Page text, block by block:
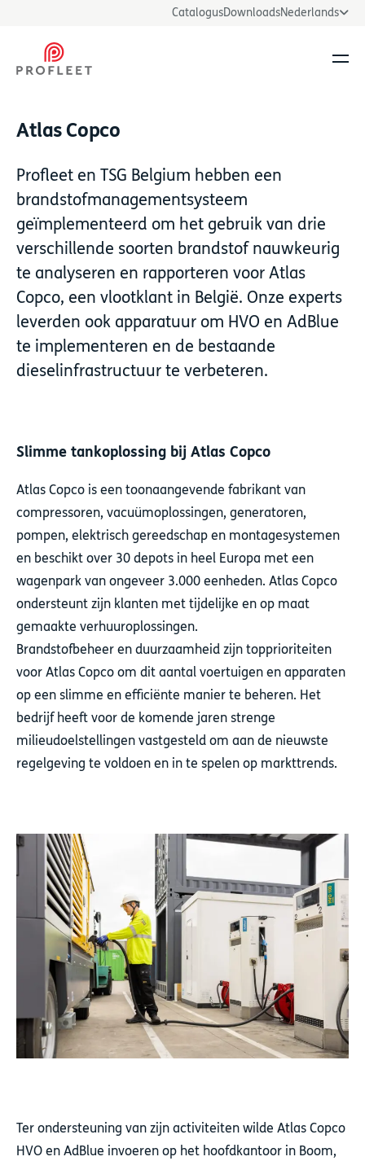
CatalogusDownloadsNederlands
Atlas Copco
Profleet en TSG Belgium hebben een
brandstofmanagementsysteem
geïmplementeerd om het gebruik van drie
verschillende soorten brandstof nauwkeurig
te analyseren en rapporteren voor Atlas
Copco, een vlootklant in België. Onze experts
leverden ook apparatuur om HVO en AdBlue
te implementeren en de bestaande
dieselinfrastructuur te verbeteren.
Slimme tankoplossing bij Atlas Copco
Atlas Copco is een toonaangevende fabrikant van
compressoren, vacuümoplossingen, generatoren,
pompen, elektrisch gereedschap en montagesystemen
en beschikt over 30 depots in heel Europa met een
wagenpark van ongeveer 3.000 eenheden. Atlas Copco
ondersteunt zijn klanten met tijdelijke en op maat
gemaakte verhuuroplossingen.
Brandstofbeheer en duurzaamheid zijn topprioriteiten
voor Atlas Copco om dit aantal voertuigen en apparaten
op een slimme en efficiënte manier te beheren. Het
bedrijf heeft voor de komende jaren strenge
milieudoelstellingen vastgesteld om aan de nieuwste
regelgeving te voldoen en in te spelen op markttrends.
Ter ondersteuning van zijn activiteiten wilde Atlas Copco
HVO en AdBlue invoeren op het hoofdkantoor in Boom,